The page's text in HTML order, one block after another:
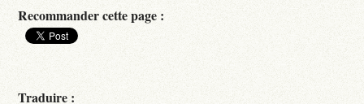
Recommander cette page :
Traduire :